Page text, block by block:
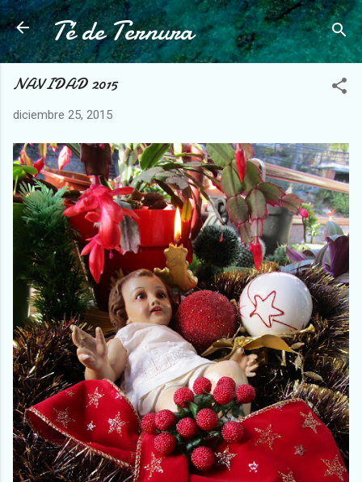
Ir al contenido principal
Té de Ternura
NAVIDAD 2015
diciembre 25, 2015